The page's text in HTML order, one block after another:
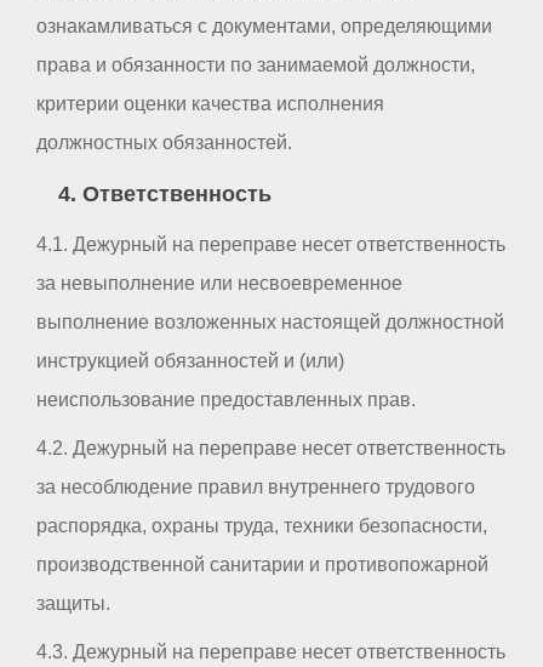
ознакамливаться с документами, определяющими
права и обязанности по занимаемой должности,
критерии оценки качества исполнения
должностных обязанностей.
4. Ответственность
4.1. Дежурный на переправе несет ответственность
за невыполнение или несвоевременное
выполнение возложенных настоящей должностной
инструкцией обязанностей и (или)
неиспользование предоставленных прав.
4.2. Дежурный на переправе несет ответственность
за несоблюдение правил внутреннего трудового
распорядка, охраны труда, техники безопасности,
производственной санитарии и противопожарной
защиты.
4.3. Дежурный на переправе несет ответственность